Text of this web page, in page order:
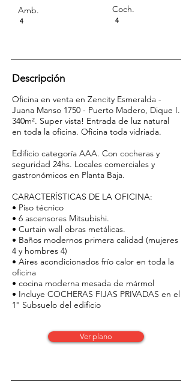
Amb.
4
Coch.
4
Descripción
Oficina en venta en Zencity Esmeralda -
Juana Manso 1750 - Puerto Madero, Dique I.
340m². Super vista! Entrada de luz natural
en toda la oficina. Oficina toda vidriada.
Edificio categoría AAA. Con cocheras y
seguridad 24hs. Locales comerciales y
gastronómicos en Planta Baja.
CARACTERÍSTICAS DE LA OFICINA:
• Piso técnico
• 6 ascensores Mitsubishi.
• Curtain wall obras metálicas.
• Baños modernos primera calidad (mujeres
4 y hombres 4)
• Aires acondicionados frío calor en toda la
oficina
• cocina moderna mesada de mármol
• Incluye COCHERAS FIJAS PRIVADAS en el
1° Subsuelo del edificio
Ver plano